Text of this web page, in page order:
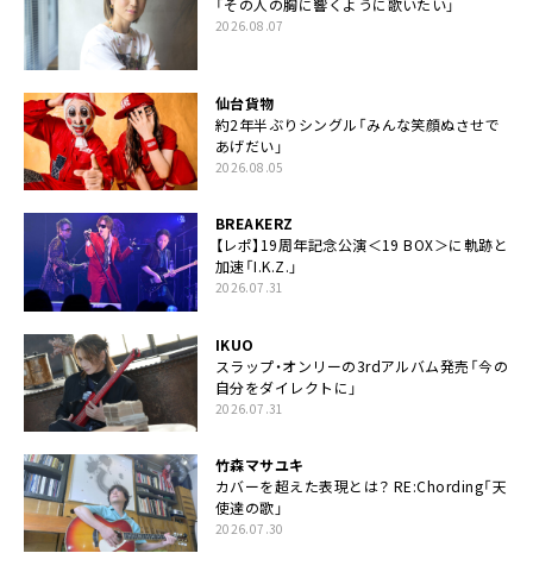
「その人の胸に響くように歌いたい」
2026.08.07
仙台貨物
約2年半ぶりシングル「みんな笑顔ぬさせで
あげだい」
2026.08.05
BREAKERZ
【レポ】19周年記念公演＜19 BOX＞に軌跡と
加速「I.K.Z.」
2026.07.31
IKUO
スラップ・オンリーの3rdアルバム発売「今の
自分をダイレクトに」
2026.07.31
竹森マサユキ
カバーを超えた表現とは？ RE:Chording「天
使達の歌」
2026.07.30